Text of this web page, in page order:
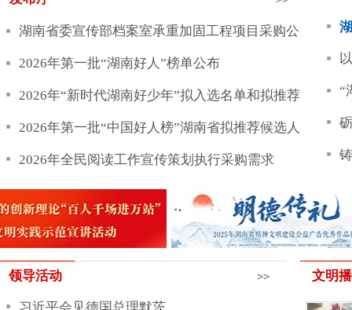
戟系列报道之
习近平致电祝贺金正恩被推举为朝鲜劳动党
习近平春节前夕在北京看望慰问基层干部群
众
习近平在北京考察科技创新工作
习近平同俄罗斯总统普京举行视频会晤
工作提示
物件藏故事 榜
乡村讲微党课
一声“干爹”扛了
小剧场撬动大民
永州零陵区开展